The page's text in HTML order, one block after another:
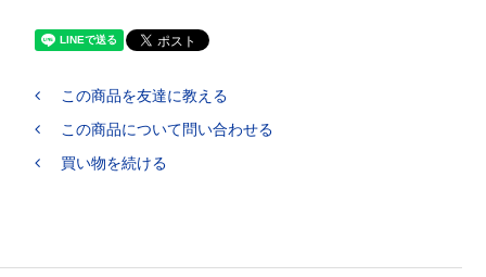
この商品を友達に教える
この商品について問い合わせる
買い物を続ける